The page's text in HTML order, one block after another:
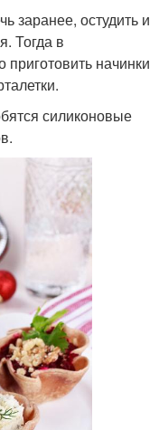
заранее, остудить и
Тогда в
приготовить начинки
силиконовые